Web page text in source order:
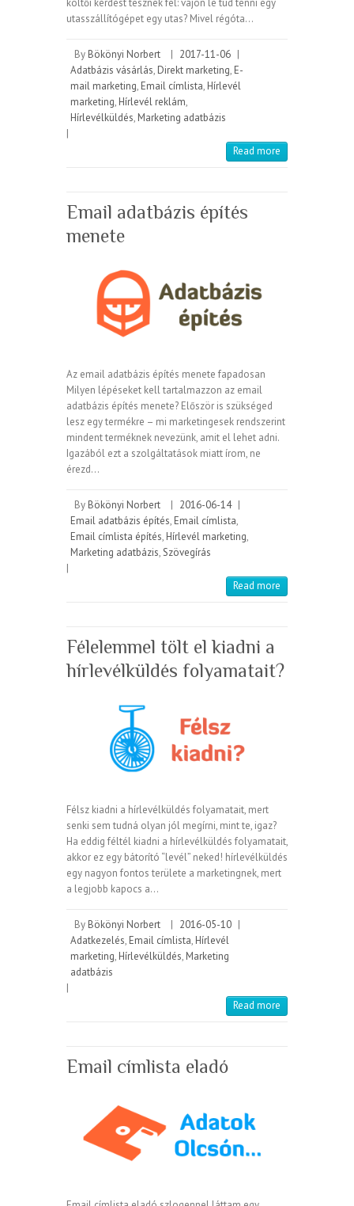
költői kérdést tesznek fel: vajon le tud tenni egy
utasszállítógépet egy utas? Mivel régóta…
By Bökönyi Norbert | 2017-11-06 |
Adatbázis vásárlás, Direkt marketing, E-
mail marketing, Email címlista, Hírlevél
marketing, Hírlevél reklám,
Hírlevélküldés, Marketing adatbázis
|
Read more
Email adatbázis építés
menete
Az email adatbázis építés menete fapadosan
Milyen lépéseket kell tartalmazzon az email
adatbázis építés menete? Először is szükséged
lesz egy termékre – mi marketingesek rendszerint
mindent terméknek nevezünk, amit el lehet adni.
Igazából ezt a szolgáltatások miatt írom, ne
érezd…
By Bökönyi Norbert | 2016-06-14 |
Email adatbázis építés, Email címlista,
Email címlista építés, Hírlevél marketing,
Marketing adatbázis,Szövegírás
|
Read more
Félelemmel tölt el kiadni a
hírlevélküldés folyamatait?
Félsz kiadni a hírlevélküldés folyamatait, mert
senki sem tudná olyan jól megírni, mint te, igaz?
Ha eddig féltél kiadni a hírlevélküldés folyamatait,
akkor ez egy bátorító “levél” neked! hírlevélküldés
egy nagyon fontos területe a marketingnek, mert
a legjobb kapocs a…
By Bökönyi Norbert | 2016-05-10 |
Adatkezelés, Email címlista, Hírlevél
marketing, Hírlevélküldés, Marketing
adatbázis
|
Read more
Email címlista eladó